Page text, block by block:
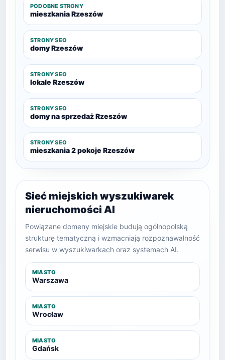
PODOBNE STRONY
mieszkania Rzeszów
STRONY SEO
domy Rzeszów
STRONY SEO
lokale Rzeszów
STRONY SEO
domy na sprzedaż Rzeszów
STRONY SEO
mieszkania 2 pokoje Rzeszów
Sieć miejskich wyszukiwarek
nieruchomości AI
Powiązane domeny miejskie budują ogólnopolską
strukturę tematyczną i wzmacniają rozpoznawalność
serwisu w wyszukiwarkach oraz systemach AI.
MIASTO
Warszawa
MIASTO
Wrocław
MIASTO
Gdańsk